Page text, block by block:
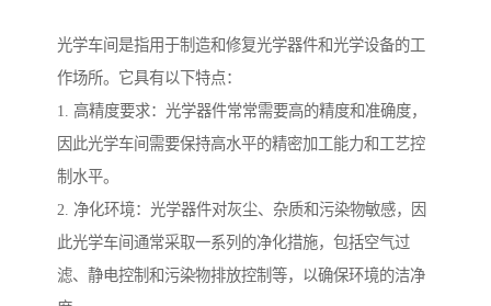
光学车间是指用于制造和修复光学器件和光学设备的工
作场所。它具有以下特点：
1. 高精度要求：光学器件常常需要高的精度和准确度，
因此光学车间需要保持高水平的精密加工能力和工艺控
制水平。
2. 净化环境：光学器件对灰尘、杂质和污染物敏感，因
此光学车间通常采取一系列的净化措施，包括空气过
滤、静电控制和污染物排放控制等，以确保环境的洁净